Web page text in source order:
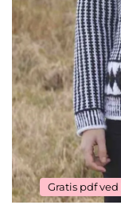
Gratis pdf